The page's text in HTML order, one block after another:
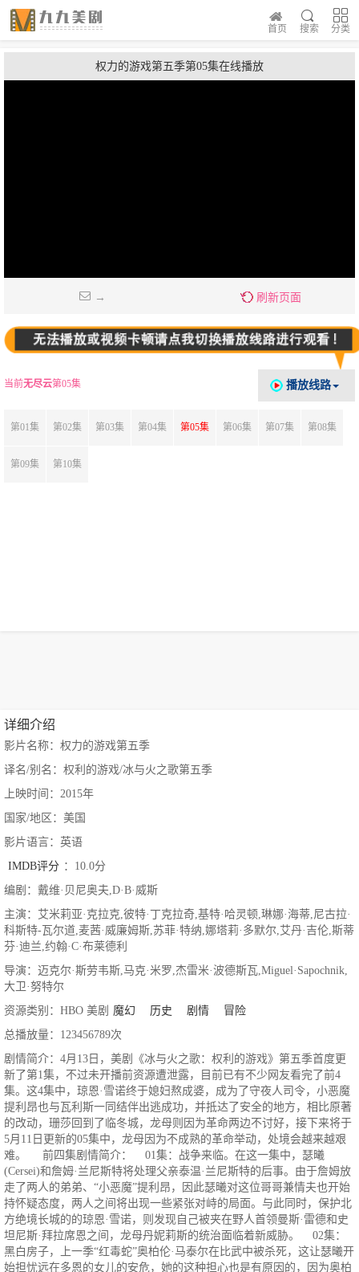
分类
搜索
首页
权力的游戏第五季第05集在线播放
→ 刷新页面
播放线路
当前无尽云第05集
第01集 第02集 第03集 第04集 第05集 第06集 第07集 第08集
第09集 第10集
详细介绍
影片名称：权力的游戏第五季
译名/别名：权利的游戏/冰与火之歌第五季
上映时间：2015年
国家/地区：美国
影片语言：英语
IMDB评分 ：10.0分
编剧：戴维·贝尼奥夫,D·B·威斯
主演：艾米莉亚·克拉克,彼特·丁克拉奇,基特·哈灵顿,琳娜·海蒂,尼古拉·
科斯特-瓦尔道,麦茜·威廉姆斯,苏菲·特纳,娜塔莉·多默尔,艾丹·吉伦,斯蒂
芬·迪兰,约翰·C·布莱德利
导演：迈克尔·斯劳韦斯,马克·米罗,杰雷米·波德斯瓦,Miguel·Sapochnik,
大卫·努特尔
资源类别：HBO 美剧 魔幻 历史 剧情
冒险
总播放量：123456789次
剧情简介：4月13日，美剧《冰与火之歌：权利的游戏》第五季首度更
新了第1集，不过未开播前资源遭泄露，目前已有不少网友看完了前4
集。这4集中，琼恩·雪诺终于媳妇熬成婆，成为了守夜人司令，小恶魔
提利昂也与瓦利斯一同结伴出逃成功，并抵达了安全的地方，相比原著
的改动，珊莎回到了临冬城，龙母则因为革命两边不讨好，接下来将于
5月11日更新的05集中，龙母因为不成熟的革命举动，处境会越来越艰
难。 前四集剧情简介： 01集：战争来临。在这一集中，瑟曦
(Cersei)和詹姆·兰尼斯特将处理父亲泰温·兰尼斯特的后事。由于詹姆放
走了两人的弟弟、“小恶魔”提利昂，因此瑟曦对这位哥哥兼情夫也开始
持怀疑态度，两人之间将出现一些紧张对峙的局面。与此同时，保护北
方绝境长城的的琼恩·雪诺，则发现自己被夹在野人首领曼斯·雷德和史
坦尼斯·拜拉席恩之间，龙母丹妮莉斯的统治面临着新威胁。 02集：
黑白房子，上一季“红毒蛇”奥柏伦·马泰尔在比武中被杀死，这让瑟曦开
始担忧远在多恩的女儿的安危，她的这种担心也是有原因的，因为奥柏